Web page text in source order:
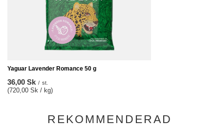
Yaguar Lavender Romance 50 g
36,00 Sk / st.
(720,00 Sk / kg)
REKOMMENDERAD